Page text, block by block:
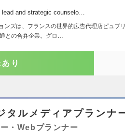
lead and strategic counselo…
ンズは、フランスの世界的広告代理店ピュブ
との合弁企業。グロ…
り
タルメディアプランナ
・Webプランナー